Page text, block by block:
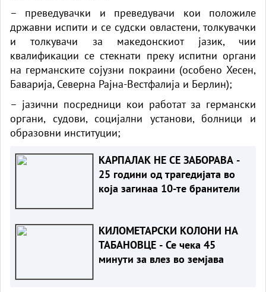
– преведувачки и преведувачи кои положиле
државни испити и се судски овластени, толкувачки
и толкувачи за македонскиот јазик, чии
квалификации се стекнати преку испитни органи
на германските сојузни покраини (особено Хесен,
Баварија, Северна Рајна-Вестфалија и Берлин);
– јазични посредници кои работат за германски
органи, судови, социјални установи, болници и
образовни институции;
КАРПАЛАК НЕ СЕ ЗАБОРАВА -
25 години од трагедијата во
која загинаа 10-те бранители
КИЛОМЕТАРСКИ КОЛОНИ НА
ТАБАНОВЦЕ - Се чека 45
минути за влез во земјава